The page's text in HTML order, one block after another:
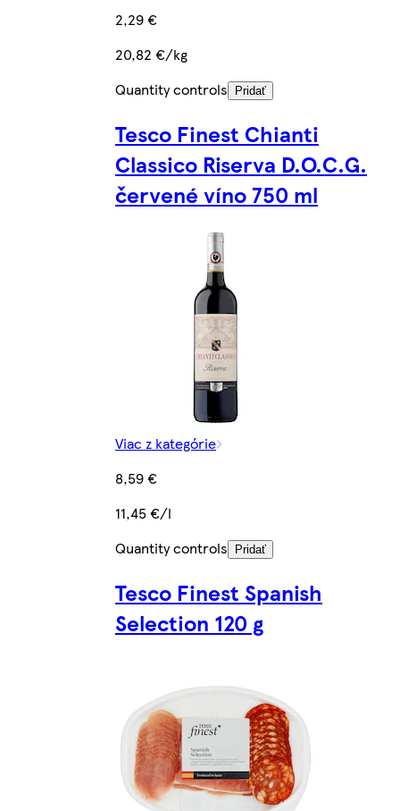
2,29 €
20,82 €/kg
Quantity controls
Pridať
Tesco Finest Chianti
Classico Riserva D.O.C.G.
červené víno 750 ml
Viac z kategórie
8,59 €
11,45 €/l
Quantity controls
Pridať
Tesco Finest Spanish
Selection 120 g